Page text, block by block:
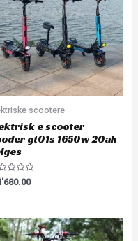
scootere
e scooter
gt01s 1650w 20ah